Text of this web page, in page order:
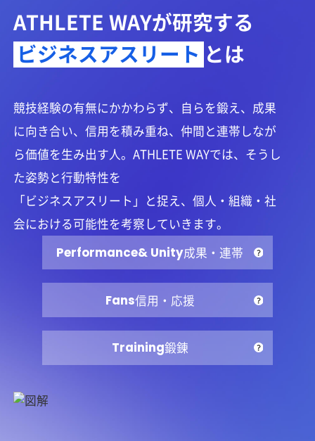
ATHLETE WAYが研究する
ビジネスアスリート とは
競技経験の有無にかかわらず、自らを鍛え、成果
に向き合い、信用を積み重ね、仲間と連帯しなが
ら価値を生み出す人。ATHLETE WAYでは、そうし
た姿勢と行動特性を
「ビジネスアスリート」と捉え、個人・組織・社
会における可能性を考察していきます。
Performance& Unity成果・連帯
Fans信用・応援
Training鍛錬